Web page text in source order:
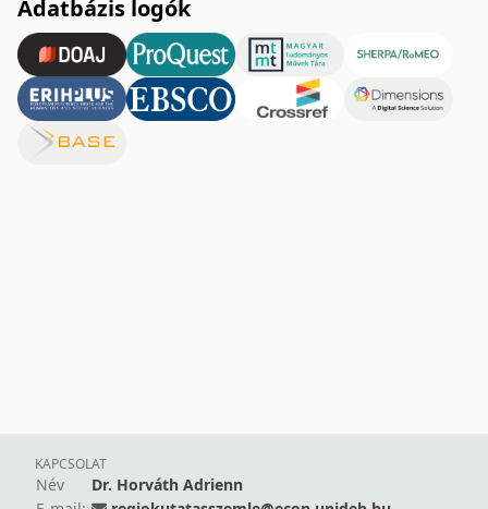
Adatbázis logók
KAPCSOLAT
Név
Dr. Horváth Adrienn